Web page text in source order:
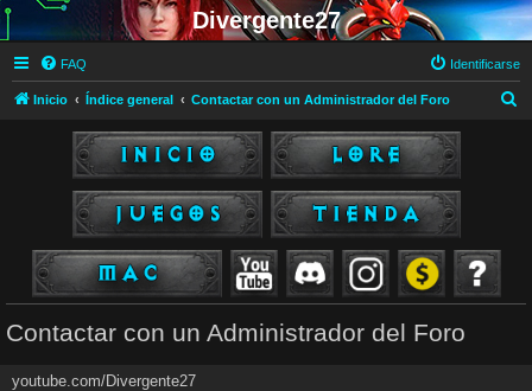
Divergente27
FAQ Identificarse
Inicio Índice general Contactar con un Administrador del Foro
Contactar con un Administrador del Foro
youtube.com/Divergente27